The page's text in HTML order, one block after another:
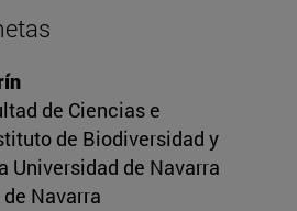
de Ciencias e
de Biodiversidad y
Universidad de Navarra
Navarra